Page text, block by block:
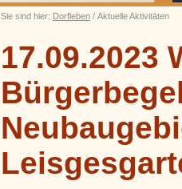
Sie sind hier: Dorfleben / Aktuelle Aktivitäten
17.09.2023